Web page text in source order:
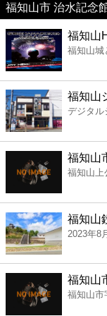
美容
コンビニ
薬局
スーパー
エンタメ
レジャー
書店
ファミレス
福知山市 治水記念
福知山
福知山城
福知山
デジタル
福知山
福知山上
福知山
2023年8
福知山
福知山市